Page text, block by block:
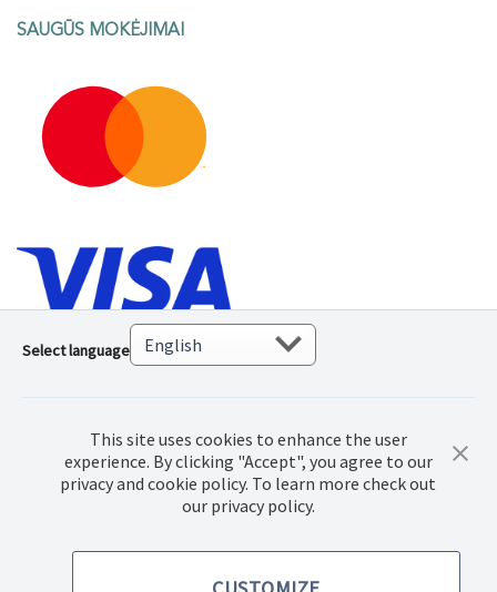
SAUGŪS MOKĖJIMAI
© 2022 Norwex Baltic SIA, Visos teisės saugomos
Select language
This site uses cookies to enhance the user
experience. By clicking "Accept", you agree to our
privacy and cookie policy. To learn more check out
our privacy policy.